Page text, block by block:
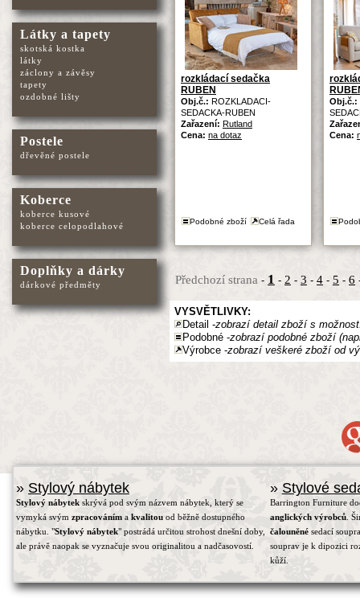
rozkládací sedačka
RUBEN
Obj.č.: ROZKLADACI-
SEDACKA-RUBEN
Zařazení: Rutland
Cena: na dotaz
Podobné zboží Celá řada
Obj.č.:
Cena:
Předchozí strana- 1 - 2 - 3 - 4- 5 - 6
VYSVĚTLIVKY:
Detail -zobrazí detail zboží s
Podobné -zobrazí podobné zboží
Výrobce -zobrazí veškeré zboží od
Látky a tapety
skotská kostka
látky
záclony a závěsy
tapety
ozdobné lišty
Postele
dřevěné postele
Koberce
koberce kusové
koberce celopodlahové
Doplňky a dárky
dárkové předměty
» Stylový nábytek
Stylový nábytek skrývá pod svým názvem nábytek, který se
vymyká svým zpracováním a kvalitou od běžně dostupného
nábytku. "Stylový nábytek" postrádá určitou strohost dnešní doby,
ale právě naopak se vyznačuje svou originalitou a nadčasovostí.
» Stylové
Barrington Furniture
anglických výrobců.
čalouněnésedací
souprav je k dipozici
kůží.